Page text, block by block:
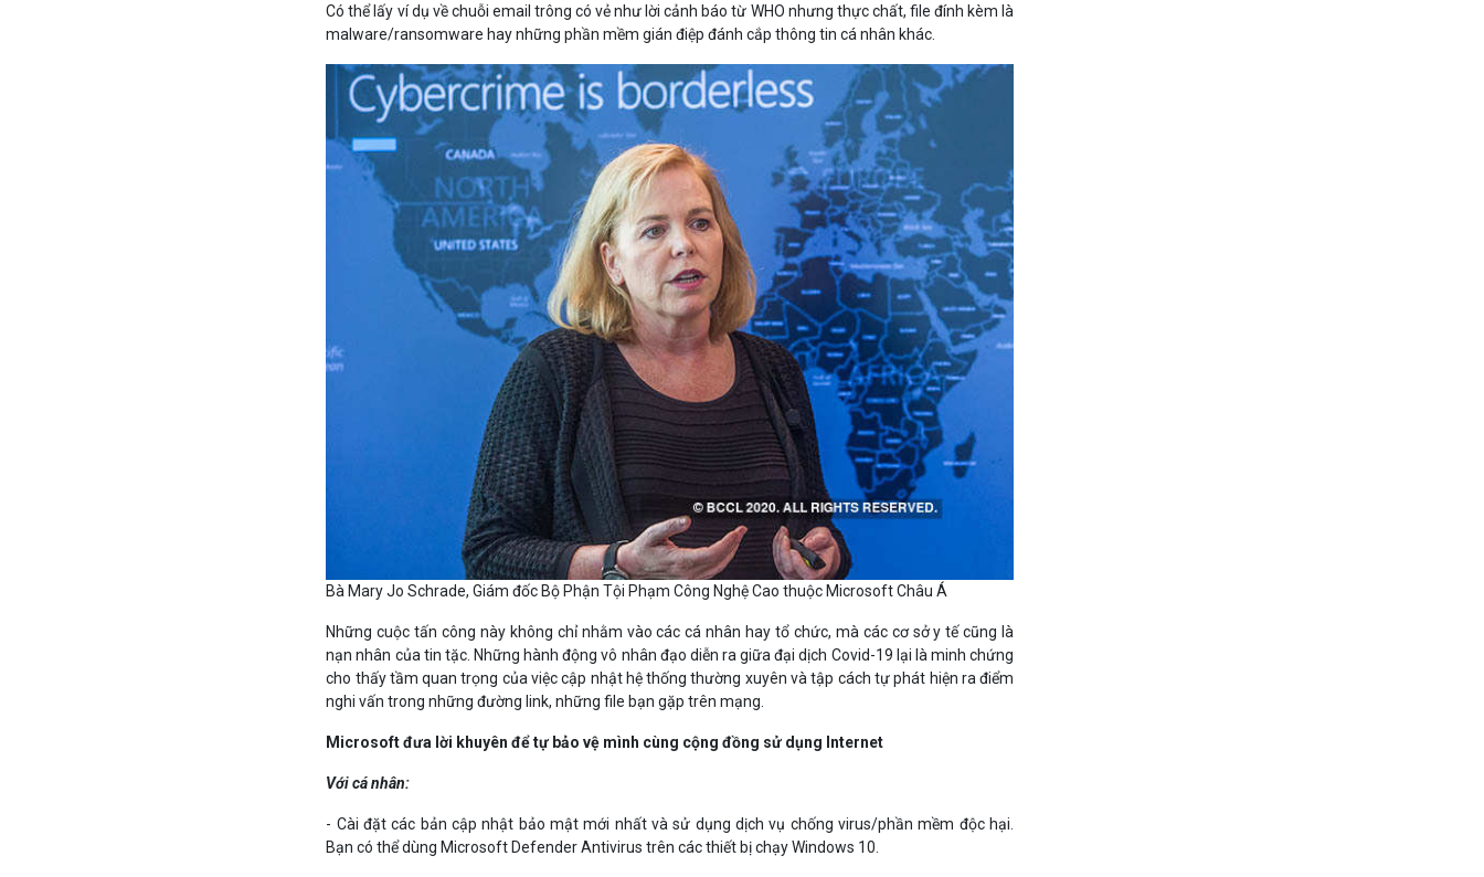
Có thể lấy ví dụ về chuỗi email trông có vẻ như lời cảnh báo từ WHO nhưng thực chất, file đính kèm là
malware/ransomware hay những phần mềm gián điệp đánh cắp thông tin cá nhân khác.
Bà Mary Jo Schrade, Giám đốc Bộ Phận Tội Phạm Công Nghệ Cao thuộc Microsoft Châu Á
Những cuộc tấn công này không chỉ nhằm vào các cá nhân hay tổ chức, mà các cơ sở y tế cũng là
nạn nhân của tin tặc. Những hành động vô nhân đạo diễn ra giữa đại dịch Covid-19 lại là minh chứng
cho thấy tầm quan trọng của việc cập nhật hệ thống thường xuyên và tập cách tự phát hiện ra điểm
nghi vấn trong những đường link, những file bạn gặp trên mạng.
Microsoft đưa lời khuyên để tự bảo vệ mình cùng cộng đồng sử dụng Internet
Với cá nhân:
- Cài đặt các bản cập nhật bảo mật mới nhất và sử dụng dịch vụ chống virus/phần mềm độc hại.
Bạn có thể dùng Microsoft Defender Antivirus trên các thiết bị chạy Windows 10.